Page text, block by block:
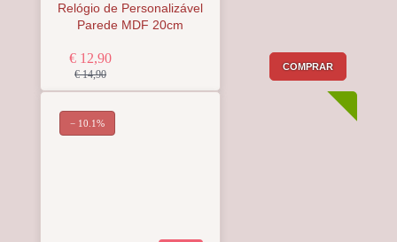
Relógio de Personalizável
Parede MDF 20cm
€ 12,90
€ 14,90
COMPRAR
− 10.1%